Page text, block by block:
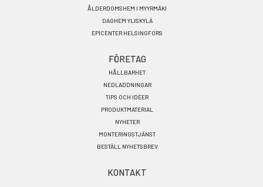
ÅLDERDOMSHEM I MYYRMÄKI
DAGHEM YLISKYLÄ
EPICENTER HELSINGFORS
FÖRETAG
HÅLLBARHET
NEDLADDNINGAR
TIPS OCH IDÉER
PRODUKTMATERIAL
NYHETER
MONTERINGSTJÄNST
BESTÄLL NYHETSBREV
KONTAKT